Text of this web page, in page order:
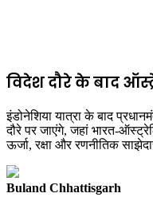
विदेश दौरे के बाद
इंडोनेशिया यात्रा के बाद
दौरे पर जाएंगे, जहां भारत-
ऊर्जा, रक्षा और रणनीतिक
Buland Chhattisgarh